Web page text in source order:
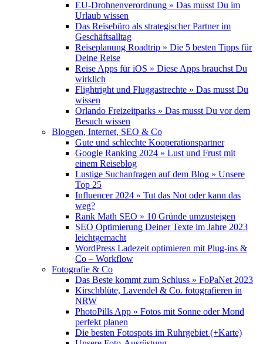
EU-Drohnenverordnung » Das musst Du im
Urlaub wissen
Das Reisebüro als strategischer Partner im
Geschäftsalltag
Reiseplanung Roadtrip » Die 5 besten Tipps für
Deine Reise
Reise Apps für iOS » Diese Apps brauchst Du
wirklich
Flightright und Fluggastrechte » Das musst Du
wissen
Orlando Freizeitparks » Das musst Du vor dem
Besuch wissen
Bloggen, Internet, SEO & Co
Gute und schlechte Kooperationspartner
Google Ranking 2024 » Lust und Frust mit
einem Reiseblog
Lustige Suchanfragen auf dem Blog » Unsere
Top 25
Influencer 2024 » Tut das Not oder kann das
weg?
Rank Math SEO » 10 Gründe umzusteigen
SEO Optimierung Deiner Texte im Jahre 2023
leichtgemacht
WordPress Ladezeit optimieren mit Plug-ins &
Co – Workflow
Fotografie & Co
Das Beste kommt zum Schluss » FoPaNet 2023
Kirschblüte, Lavendel & Co. fotografieren in
NRW
PhotoPills App » Fotos mit Sonne oder Mond
perfekt planen
Die besten Fotospots im Ruhrgebiet (+Karte)